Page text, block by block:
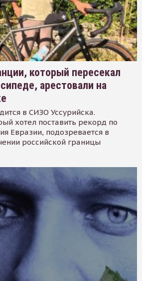
который пересекал
арестовали на
в СИЗО Уссурийска.
хотел поставить рекорд по
Евразии, подозревается в
российской границы